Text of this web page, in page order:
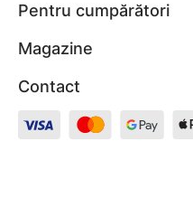
Pentru cumpărători
Magazine
Contact